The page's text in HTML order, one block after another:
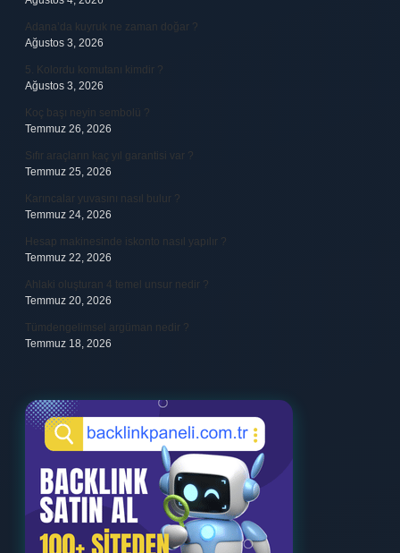
Adana’da kuyruk ne zaman doğar ?
Ağustos 3, 2026
5. Kolordu komutanı kimdir ?
Ağustos 3, 2026
Koç başı neyin sembolü ?
Temmuz 26, 2026
Sıfır araçların kaç yıl garantisi var ?
Temmuz 25, 2026
Karıncalar yuvasını nasıl bulur ?
Temmuz 24, 2026
Hesap makinesinde iskonto nasıl yapılır ?
Temmuz 22, 2026
Ahlaki oluşturan 4 temel unsur nedir ?
Temmuz 20, 2026
Tümdengelimsel argüman nedir ?
Temmuz 18, 2026